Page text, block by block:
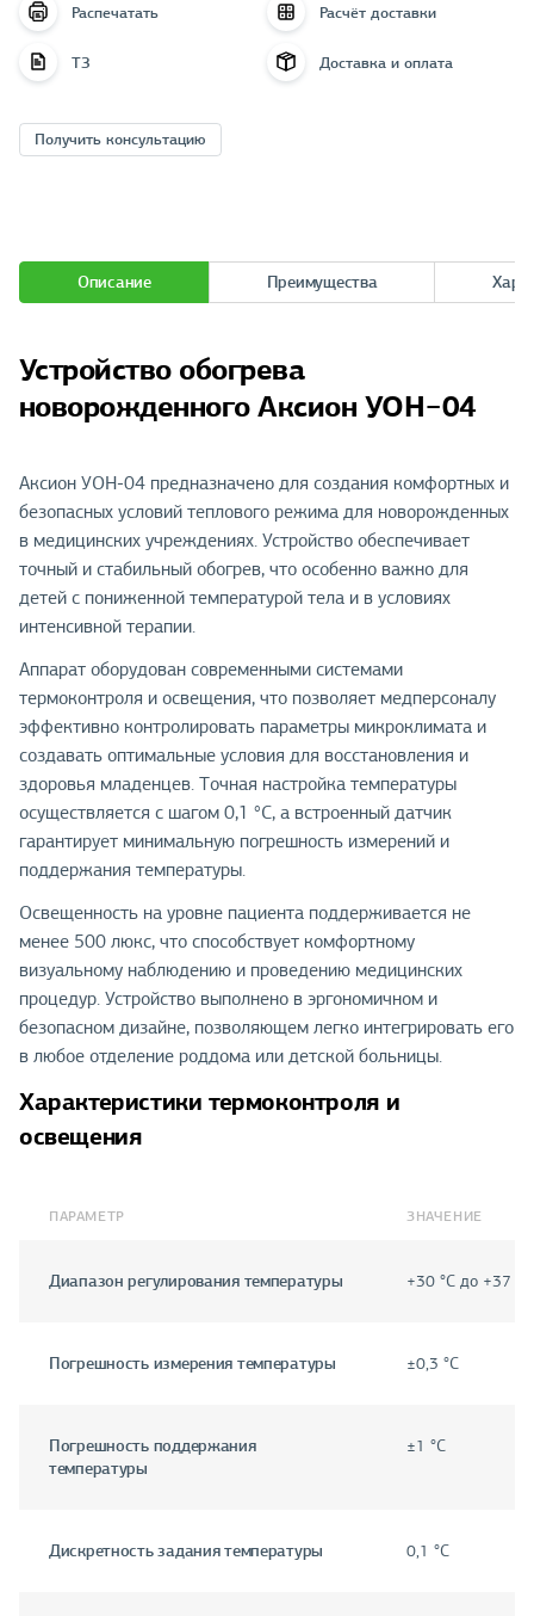
Распечатать Расчёт доставки
ТЗ Доставка и оплата
Получить консультацию
Описание Преимущества
Устройство обогрева
новорожденного Аксион УОН−04
Аксион УОН-04 предназначено для создания комфортных и
безопасных условий теплового режима для новорожденных
в медицинских учреждениях. Устройство обеспечивает
точный и стабильный обогрев, что особенно важно для
детей с пониженной температурой тела и в условиях
интенсивной терапии.
Аппарат оборудован современными системами
термоконтроля и освещения, что позволяет медперсоналу
эффективно контролировать параметры микроклимата и
создавать оптимальные условия для восстановления и
здоровья младенцев. Точная настройка температуры
осуществляется с шагом 0,1 °C, а встроенный датчик
гарантирует минимальную погрешность измерений и
поддержания температуры.
Освещенность на уровне пациента поддерживается не
менее 500 люкс, что способствует комфортному
визуальному наблюдению и проведению медицинских
процедур. Устройство выполнено в эргономичном и
безопасном дизайне, позволяющем легко интегрировать его
в любое отделение роддома или детской больницы.
Характеристики термоконтроля и
освещения
ПАРАМЕТР ЗНАЧЕНИЕ
Диапазон регулирования температуры +30 °C до +37 °C
Погрешность измерения температуры ±0,3 °C
Погрешность поддержания
температуры
±1 °C
Дискретность задания температуры 0,1 °C